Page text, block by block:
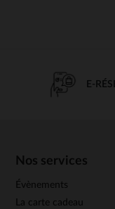
E-
Nos services
Évènements
La carte cadeau